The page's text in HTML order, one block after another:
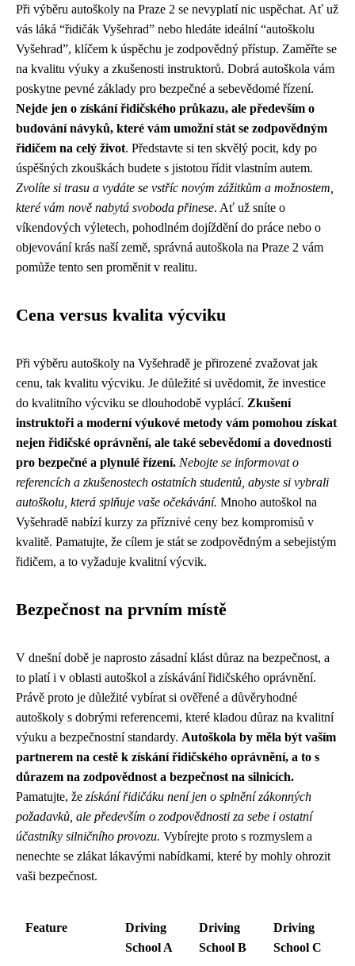
Při výběru autoškoly na Praze 2 se nevyplatí nic uspěchat. Ať už
vás láká “řidičák Vyšehrad” nebo hledáte ideální “autoškolu
Vyšehrad”, klíčem k úspěchu je zodpovědný přístup. Zaměřte se
na kvalitu výuky a zkušenosti instruktorů. Dobrá autoškola vám
poskytne pevné základy pro bezpečné a sebevědomé řízení.
Nejde jen o získání řidičského průkazu, ale především o
budování návyků, které vám umožní stát se zodpovědným
řidičem na celý život. Představte si ten skvělý pocit, kdy po
úspěšných zkouškách budete s jistotou řídit vlastním autem.
Zvolíte si trasu a vydáte se vstříc novým zážitkům a možnostem,
které vám nově nabytá svoboda přinese. Ať už sníte o
víkendových výletech, pohodlném dojíždění do práce nebo o
objevování krás naší země, správná autoškola na Praze 2 vám
pomůže tento sen proměnit v realitu.
Cena versus kvalita výcviku
Při výběru autoškoly na Vyšehradě je přirozené zvažovat jak
cenu, tak kvalitu výcviku. Je důležité si uvědomit, že investice
do kvalitního výcviku se dlouhodobě vyplácí. Zkušení
instruktoři a moderní výukové metody vám pomohou získat
nejen řidičské oprávnění, ale také sebevědomí a dovednosti
pro bezpečné a plynulé řízení. Nebojte se informovat o
referencích a zkušenostech ostatních studentů, abyste si vybrali
autoškolu, která splňuje vaše očekávání. Mnoho autoškol na
Vyšehradě nabízí kurzy za příznivé ceny bez kompromisů v
kvalitě. Pamatujte, že cílem je stát se zodpovědným a sebejistým
řidičem, a to vyžaduje kvalitní výcvik.
Bezpečnost na prvním místě
V dnešní době je naprosto zásadní klást důraz na bezpečnost, a
to platí i v oblasti autoškol a získávání řidičského oprávnění.
Právě proto je důležité vybírat si ověřené a důvěryhodné
autoškoly s dobrými referencemi, které kladou důraz na kvalitní
výuku a bezpečnostní standardy. Autoškola by měla být vaším
partnerem na cestě k získání řidičského oprávnění, a to s
důrazem na zodpovědnost a bezpečnost na silnicích.
Pamatujte, že získání řidičáku není jen o splnění zákonných
požadavků, ale především o zodpovědnosti za sebe i ostatní
účastníky silničního provozu. Vybírejte proto s rozmyslem a
nenechte se zlákat lákavými nabídkami, které by mohly ohrozit
vaši bezpečnost.
Feature
Driving
School A
Driving
School B
Driving
School C